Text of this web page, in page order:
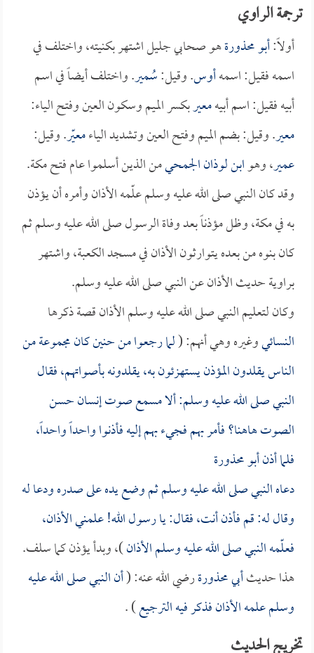
ترجمة الراوي
أولاً:أبو محذورةهو صحابي جليل اشتهر بكنيته، واختلف في
اسمه فقيل: اسمهأوس. وقيل:سُمير. واختلف أيضاً في اسم
أبيه فقيل: اسم أبيهمعيربكسر الميم وسكون العين وفتح الياء:
معير. وقيل: بضم الميم وفتح العين وتشديد الياءمعيّر. وقيل:
عمير، وهوابن لوذان الجمحيمن الذين أسلموا عام فتح مكة.
وقد كان النبي صلى الله عليه وسلم علّمه الأذان وأمره أن يؤذن
به في مكة، وظل مؤذناً بعد وفاة الرسول صلى الله عليه وسلم ثم
كان بنوه من بعده يتوارثون الأذان في مسجد الكعبة، واشتهر
براوية حديث الأذان عن النبي صلى الله عليه وسلم.
وكان لتعليم النبي صلى الله عليه وسلم الأذان قصة ذكرها
النسائيوغيره وهي أنهم: (لما رجعوا من حنين كان مجموعة من
الناس يقلدون المؤذن يستهزئون به، يقلدونه بأصواتهم، فقال
النبي صلى الله عليه وسلم: ألا مسمع صوت إنسان حسن
الصوت هاهنا؟ فأمر بهم فجيء بهم إليه فأذنوا واحداً واحداً،
فلما أذنأبو محذورة
دعاه النبي صلى الله عليه وسلم ثم وضع يده على صدره ودعا له
وقال له: قم فأذن أنت، فقال: يا رسول الله! علمني الأذان،
فعلّمه النبي صلى الله عليه وسلم الأذان)، وبدأ يؤذن كما سلف.
هذا حديثأبي محذورةرضي الله عنه: (أن النبي صلى الله عليه
وسلم علمه الأذان فذكر فيه الترجيع) .